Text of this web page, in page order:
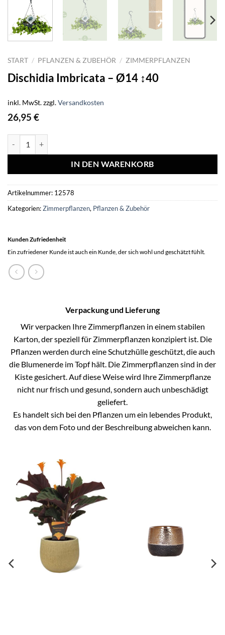
START / PFLANZEN & ZUBEHÖR / ZIMMERPFLANZEN
Dischidia Imbricata – Ø14 ↕40
inkl. MwSt.zzgl.Versandkosten
26,95 €
IN DEN WARENKORB
Artikelnummer: 12578
Kategorien:Zimmerpflanzen, Pflanzen & Zubehör
Kunden Zufriedenheit
Ein zufriedener Kunde ist auch ein Kunde, der sich wohl und geschätzt fühlt.
Verpackung und Lieferung
Wir verpacken Ihre Zimmerpflanzen in einem stabilen
Karton, der speziell für Zimmerpflanzen konzipiert ist. Die
Pflanzen werden durch eine Schutzhülle geschützt, die auch
die Blumenerde im Topf hält. Die Zimmerpflanzen sind in der
Kiste gesichert. Auf diese Weise wird Ihre Zimmerpflanze
nicht nur frisch und gesund, sondern auch unbeschädigt
geliefert.
Es handelt sich bei den Pflanzen um ein lebendes Produkt,
das von dem Foto und der Beschreibung abweichen kann.